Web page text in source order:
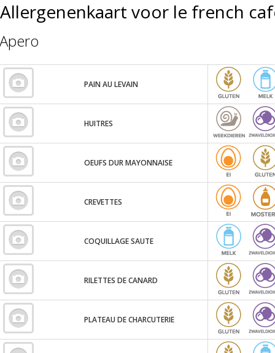
Allergenenkaart voor le french
Apero
PAIN AU LEVAIN
HUITRES
OEUFS DUR MAYONNAISE
CREVETTES
COQUILLAGE SAUTE
RILETTES DE CANARD
PLATEAU DE CHARCUTERIE